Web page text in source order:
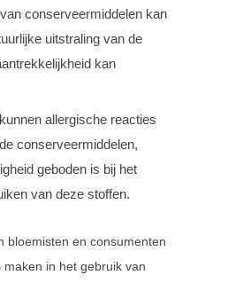
conserveermiddelen kan
uitstraling van de
kan
allergische reacties
conserveermiddelen,
geboden is bij het
van deze stoffen.
bloemisten en consumenten
in het gebruik van